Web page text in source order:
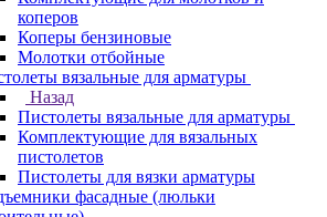
коперов
Коперы бензиновые
Молотки отбойные
вязальные для арматуры
Назад
Пистолеты вязальные для арматуры
Комплектующие для вязальных
пистолетов
Пистолеты для вязки арматуры
фасадные (люльки